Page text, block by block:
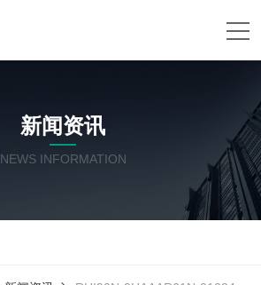
新闻资讯
NEWS INFORMATION